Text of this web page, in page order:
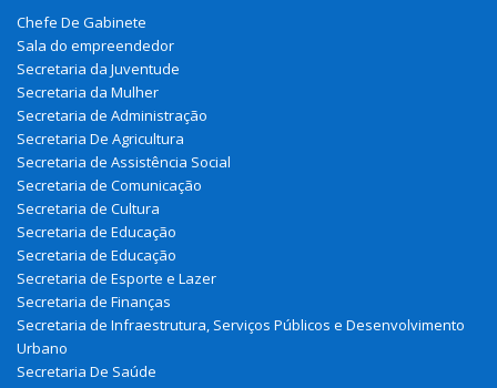
Chefe De Gabinete
Sala do empreendedor
Secretaria da Juventude
Secretaria da Mulher
Secretaria de Administração
Secretaria De Agricultura
Secretaria de Assistência Social
Secretaria de Comunicação
Secretaria de Cultura
Secretaria de Educação
Secretaria de Educação
Secretaria de Esporte e Lazer
Secretaria de Finanças
Secretaria de Infraestrutura, Serviços Públicos e Desenvolvimento
Urbano
Secretaria De Saúde